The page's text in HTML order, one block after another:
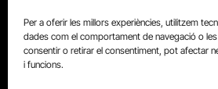
Per a oferir les millors experiències, utilitzem
dades com el comportament de navegació o
consentir o retirar el consentiment, pot afectar
i funcions.